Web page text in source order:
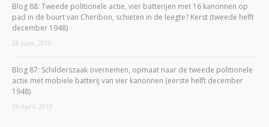
Blog 88: Tweede politionele actie, vier batterijen met 16 kanonnen op
pad in de buurt van Cheribon, schieten in de leegte? Kerst (tweede helft
december 1948)
28 June, 2019
Blog 87: Schilderszaak overnemen, opmaat naar de tweede politionele
actie met mobiele batterij van vier kanonnen (eerste helft december
1948)
29 April, 2019